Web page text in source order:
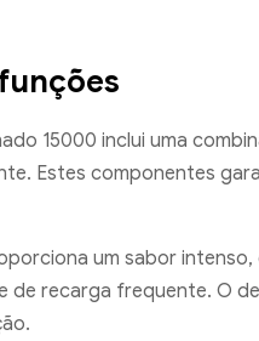
15000 inclui uma
Estes componentes
um sabor
de recarga frequente. O